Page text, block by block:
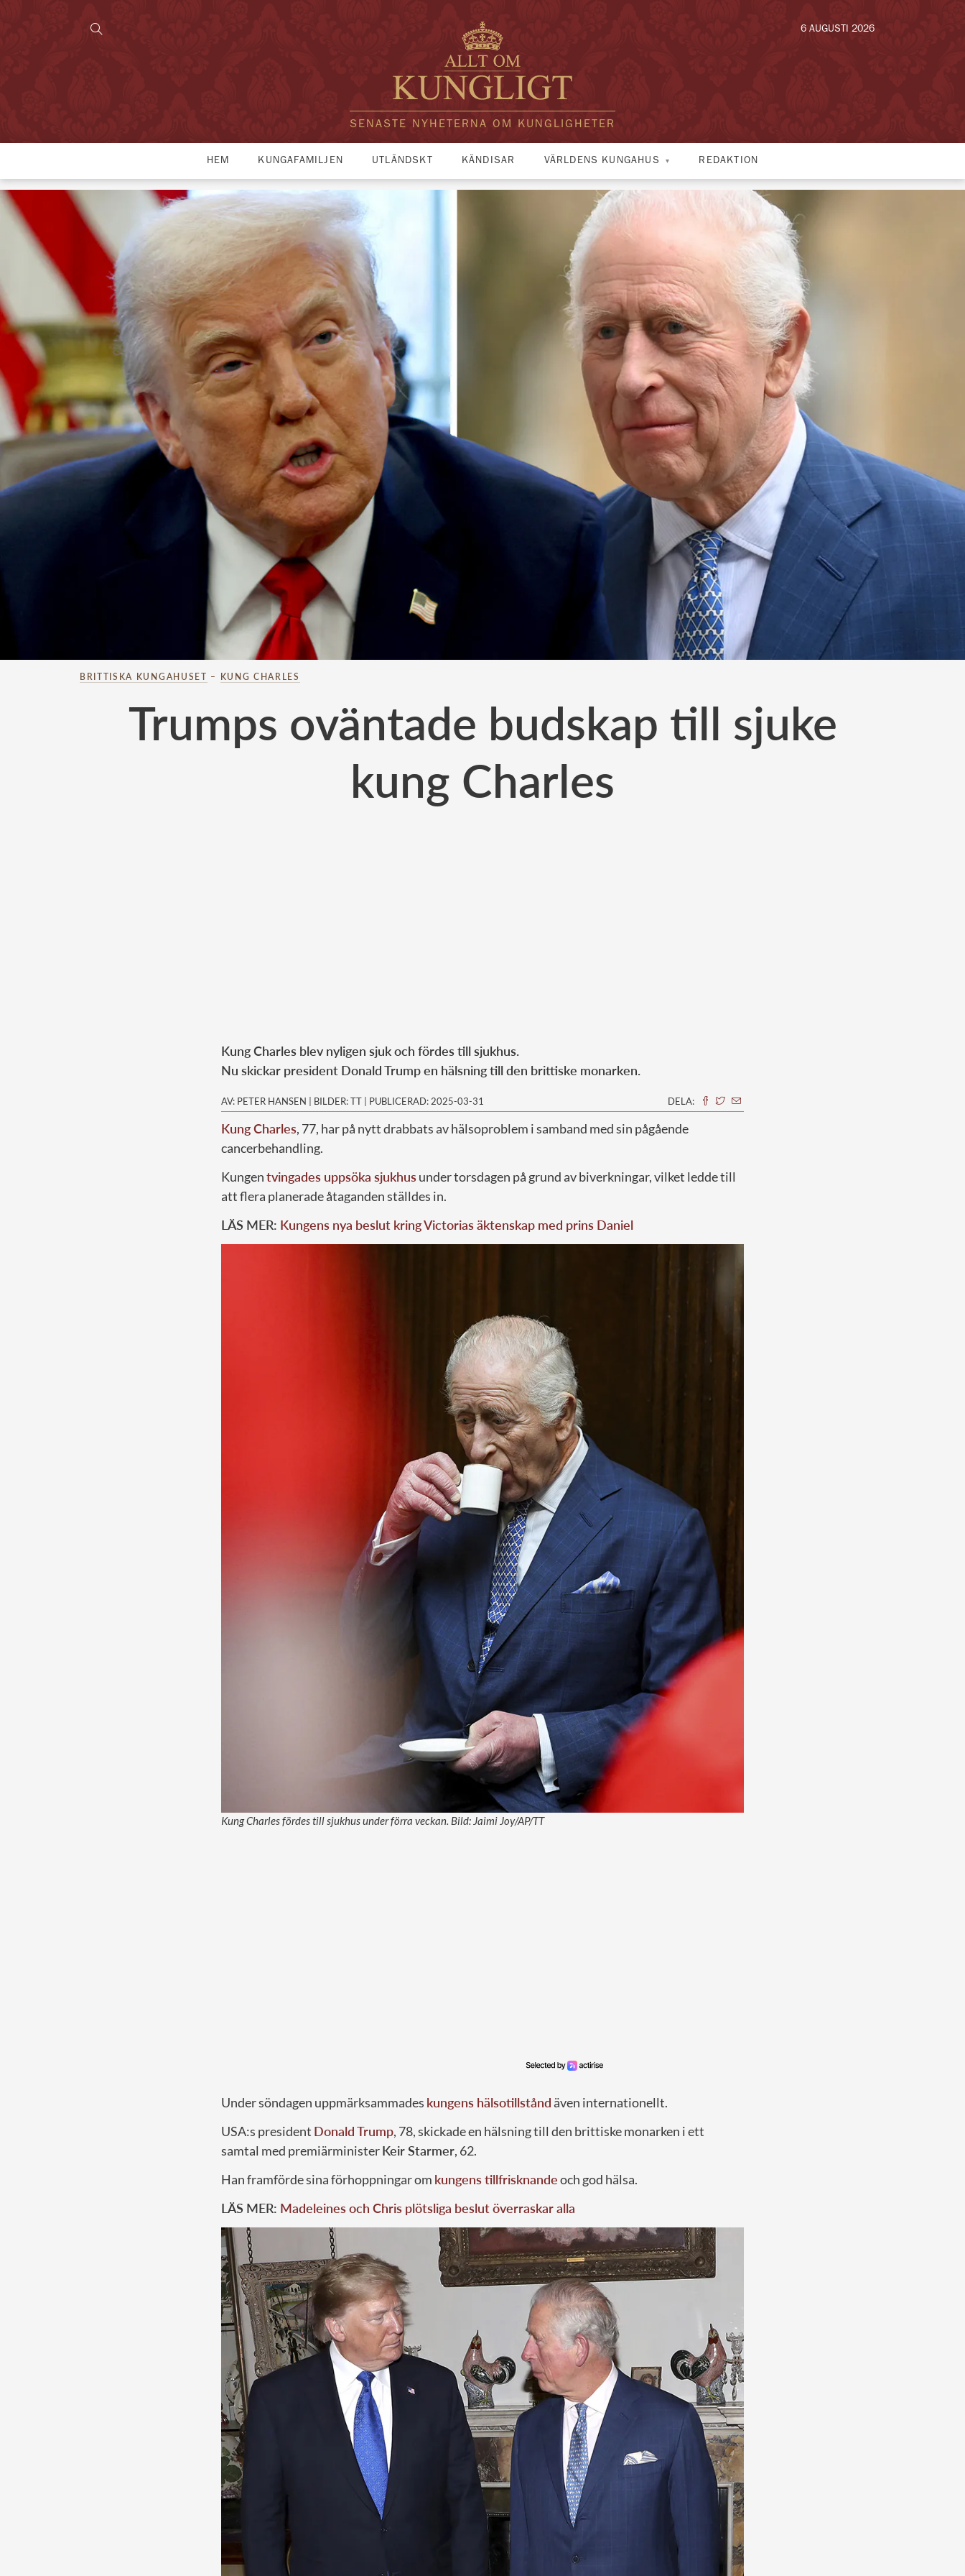
SENASTE NYHETERNA OM KUNGLIGHETER
6 AUGUSTI 2026
HEM KUNGAFAMILJEN UTLÄNDSKT KÄNDISAR VÄRLDENS KUNGAHUS REDAKTION
BRITTISKA KUNGAHUSET – KUNG CHARLES
Trumps oväntade budskap till sjuke
kung Charles
Kung Charles blev nyligen sjuk och fördes till sjukhus.
Nu skickar president Donald Trump en hälsning till den brittiske monarken.
AV: PETER HANSEN | BILDER: TT | PUBLICERAD: 2025-03-31 DELA:
Kung Charles, 77, har på nytt drabbats av hälsoproblem i samband med sin pågående
cancerbehandling.
Kungentvingades uppsöka sjukhusunder torsdagen på grund av biverkningar, vilket ledde till
att flera planerade åtaganden ställdes in.
LÄS MER: Kungens nya beslut kring Victorias äktenskap med prins Daniel
Kung Charles fördes till sjukhus under förra veckan. Bild: Jaimi Joy/AP/TT
Under söndagen uppmärksammades kungens hälsotillstånd även internationellt.
USA:s president Donald Trump, 78, skickade en hälsning till den brittiske monarken i ett
samtal med premiärministerKeir Starmer, 62.
Han framförde sina förhoppningar om kungens tillfrisknandeoch god hälsa.
LÄS MER: Madeleines och Chris plötsliga beslut överraskar alla